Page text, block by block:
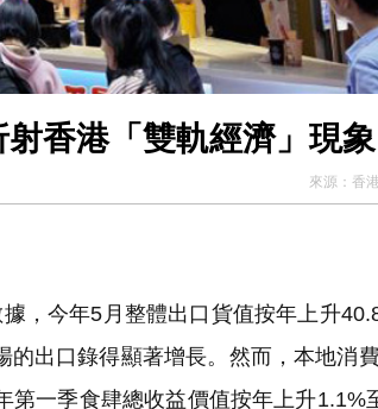
射香港「雙軌經濟」現象
來源： 香
，今年5月整體出口貨值按年上升
出口錄得顯著增長。然而，本地消
第一季食肆總收益價值按年上升1.1%